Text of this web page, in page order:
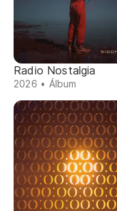
Radio Nostalgia
2026 • Álbum